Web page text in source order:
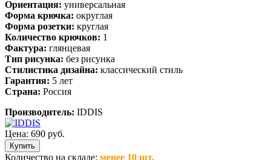
Ориентация: универсальная
Форма крючка: округлая
Форма розетки: круглая
Количество крючков: 1
Фактура: глянцевая
Тип рисунка: без рисунка
Стилистика дизайна: классический стиль
Гарантия: 5 лет
Страна: Россия
Производитель: IDDIS
Цена: 690 руб.
Количество на складе: менее 10 шт.